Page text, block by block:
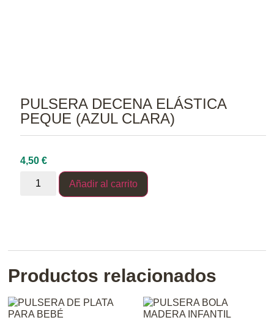
PULSERA DECENA ELÁSTICA
PEQUE (AZUL CLARA)
4,50€
Añadir al carrito
Productos relacionados